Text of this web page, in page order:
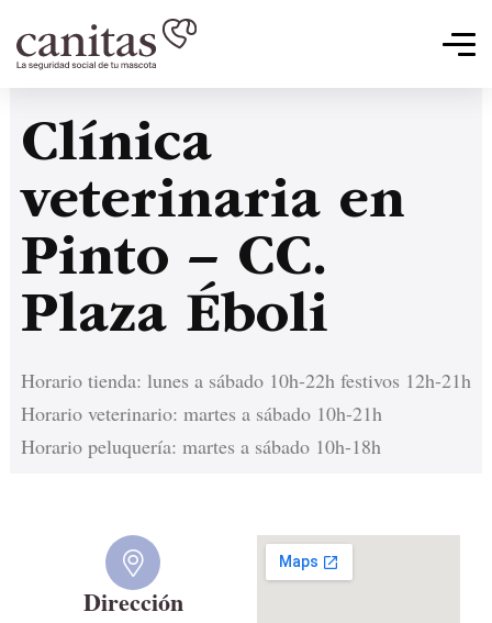
Clínica
veterinaria en
Pinto – CC.
Plaza Éboli
Horario tienda: lunes a sábado 10h-22h festivos 12h-21h
Horario veterinario: martes a sábado 10h-21h
Horario peluquería: martes a sábado 10h-18h
Dirección